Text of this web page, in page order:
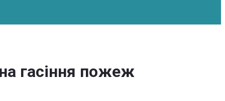
гасіння пожеж